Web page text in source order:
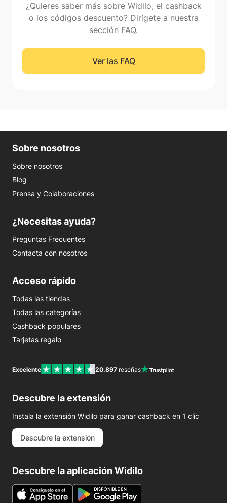
¿Quieres saber más sobre Widilo, el cashback
o los códigos descuento? Dirígete a nuestra
sección FAQ.
Ver las FAQ
Sobre nosotros
Sobre nosotros
Blog
Prensa y Colaboraciones
¿Necesitas ayuda?
Preguntas Frecuentes
Contacta con nosotros
Acceso rápido
Todas las tiendas
Todas las categorías
Cashback populares
Tarjetas regalo
Excelente 20.897 reseñas
Descubre la extensión
Instala la extensión Widilo para ganar cashback en 1 clic
Descubre la extensión
Descubre la aplicación Widilo